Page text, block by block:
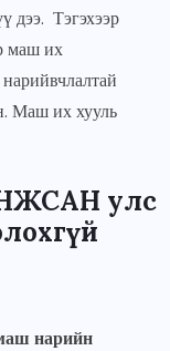
дээ. Тэгэхээр
маш их
Маш их хууль
улс
нарийн